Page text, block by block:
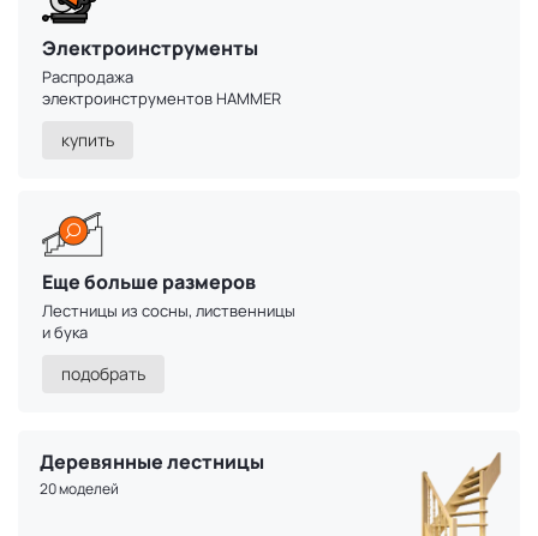
Электроинструменты
Распродажа
электроинструментов HAMMER
купить
Еще больше размеров
Лестницы из сосны, лиственницы
и бука
подобрать
Деревянные лестницы
20 моделей